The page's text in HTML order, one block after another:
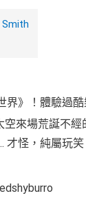
界》！體驗過
空來場荒誕不
怪，純屬玩